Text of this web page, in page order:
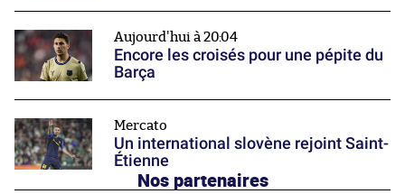
Aujourd'hui à 20:04
Encore les croisés pour une pépite du
Barça
Mercato
Un international slovène rejoint Saint-
Étienne
Nos partenaires